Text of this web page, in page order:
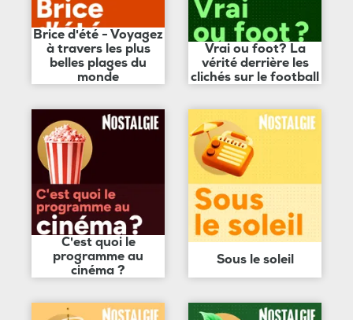
Brice d'été - Voyagez
à travers les plus
belles plages du
monde
Vrai ou foot? La
vérité derrière les
clichés sur le football
C'est quoi le
programme au
cinéma ?
Sous le soleil